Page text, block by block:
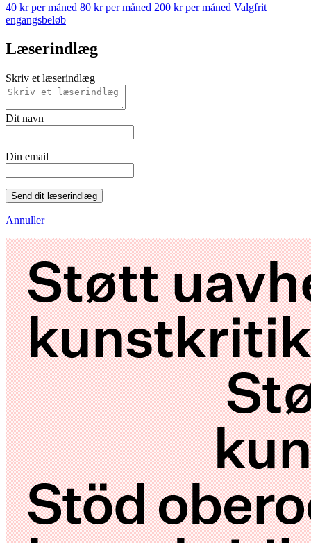
40 kr per måned 80 kr per måned 200 kr per måned Valgfrit
engangsbeløb
Læserindlæg
Skriv et læserindlæg
Dit navn
Din email
Send dit læserindlæg
Annuller